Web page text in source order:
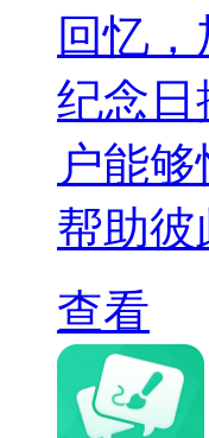
回忆
纪念日
户能
帮助彼
查看